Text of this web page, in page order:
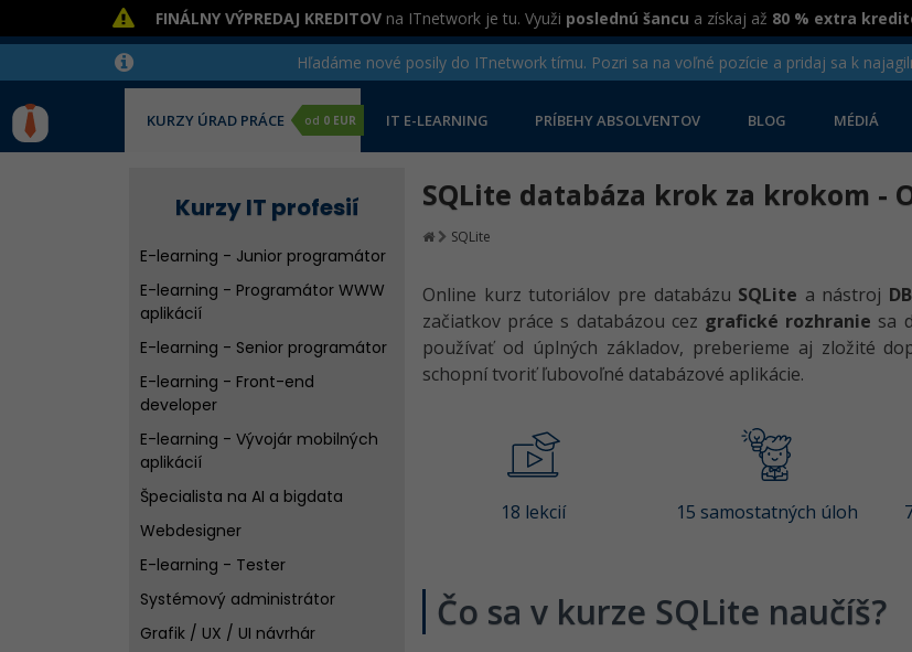
FINÁLNY VÝPREDAJ KREDITOV na ITnetwork je tu. Využi poslednú šancu a získaj až 80 % extra
Hľadáme nové posily do ITnetwork tímu. Pozri sa na voľné pozície a pridaj sa k
KURZY ÚRAD PRÁCE od 0 EUR IT E-LEARNING PRÍBEHY ABSOLVENTOV BLOG MÉDIÁ
Kurzy IT profesií
E-learning - Junior programátor
E-learning - Programátor WWW
aplikácií
E-learning - Senior programátor
E-learning - Front-end
developer
E-learning - Vývojár mobilných
aplikácií
Špecialista na AI a bigdata
Webdesigner
E-learning - Tester
Systémový administrátor
Grafik / UX / UI návrhár
SQLite databáza krok za krokom -
SQLite
Online kurz tutoriálov pre databázu SQLite a nástroj
začiatkov práce s databázou cez grafické rozhranie sa
používať od úplných základov, preberieme aj zložité
schopní tvoriť ľubovoľné databázové aplikácie.
18 lekcií 15 samostatných úloh
Čo sa v kurze SQLite naučíš?